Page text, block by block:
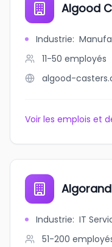
Algood
Industrie:
11-50 employés
algood-
Voir les emplois et
Industrie: IT
51-200